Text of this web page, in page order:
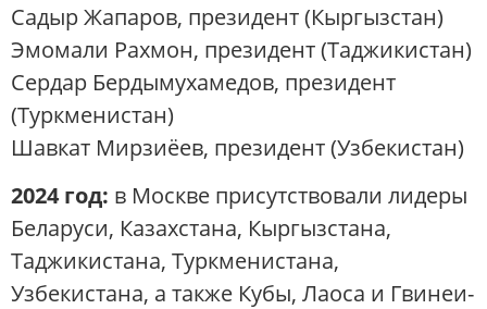
Садыр Жапаров, президент (Кыргызстан)
Эмомали Рахмон, президент (Таджикистан)
Сердар Бердымухамедов, президент
(Туркменистан)
Шавкат Мирзиёев, президент (Узбекистан)
2024 год: в Москве присутствовали лидеры
Беларуси, Казахстана, Кыргызстана,
Таджикистана, Туркменистана,
Узбекистана, а также Кубы, Лаоса и Гвинеи-